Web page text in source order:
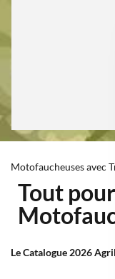
Motofaucheuses avec
Tout
Le Catalogue 2026